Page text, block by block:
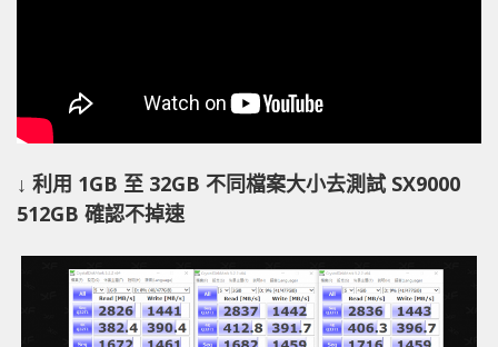
↓ 利用 1GB 至 32GB 不同檔案大小去測試 SX9000
512GB 確認不掉速